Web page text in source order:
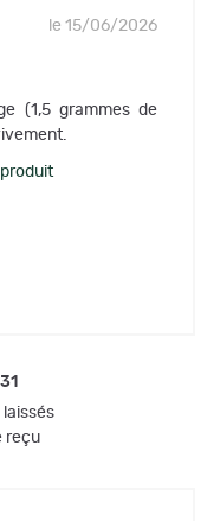
le 15/06/2026
(1,5 grammes de
laissés
reçu